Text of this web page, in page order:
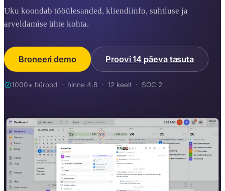
Uku koondab tööülesanded, kliendiinfo, suhtluse ja
arveldamise ühte kohta.
Broneeri demo Proovi 14 päeva tasuta
1000+ bürood · hinne 4.8 · 12 keelt · SOC 2